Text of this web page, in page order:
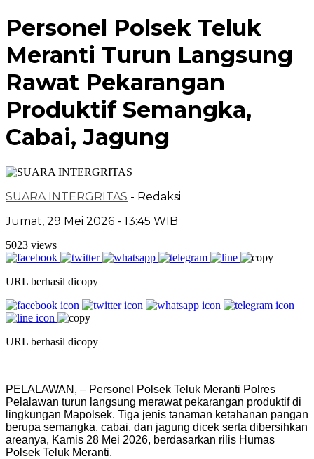
Personel Polsek Teluk
Meranti Turun Langsung
Rawat Pekarangan
Produktif Semangka,
Cabai, Jagung
SUARA INTERGRITAS - Redaksi
Jumat, 29 Mei 2026 - 13:45 WIB
5023 views
URL berhasil dicopy
URL berhasil dicopy
PELALAWAN, – Personel Polsek Teluk Meranti Polres
Pelalawan turun langsung merawat pekarangan produktif di
lingkungan Mapolsek. Tiga jenis tanaman ketahanan pangan
berupa semangka, cabai, dan jagung dicek serta dibersihkan
areanya, Kamis 28 Mei 2026, berdasarkan rilis Humas
Polsek Teluk Meranti.